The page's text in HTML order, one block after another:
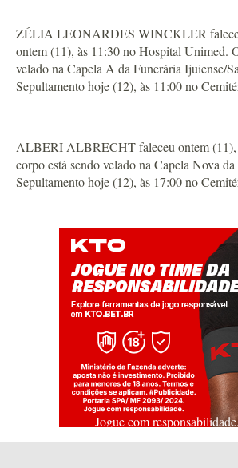
ZÉLIA LEONARDES WINCKLER
ontem (11), às 11:30 no Hospital Unimed.
velado na Capela A da Funerária Ijuiense/
Sepultamento hoje (12), às 11:00 no
ALBERI ALBRECHT faleceu ontem (11),
corpo está sendo velado na Capela Nova
Sepultamento hoje (12), às 17:00 no
Jogue com